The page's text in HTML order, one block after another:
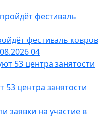
фестиваль ковров
04
53 центра занятости